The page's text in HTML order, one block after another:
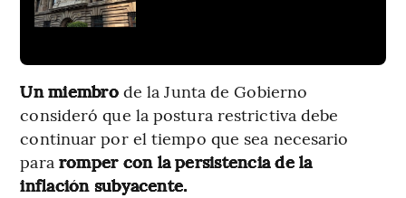
Un miembrode la Junta de Gobierno
consideró que la postura restrictiva debe
continuar por el tiempo que sea necesario
para romper con la persistencia de la
inflación subyacente.